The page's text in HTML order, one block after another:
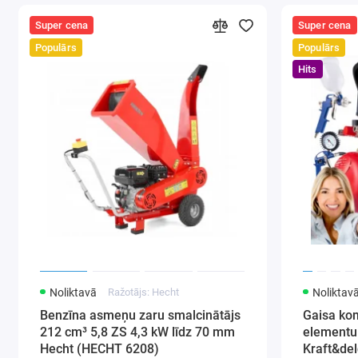
2
Svars
Ātrā
Rullīši
Gaisa
Super cena
Populārs
Noliktavā Ražotājs: Hecht
Benzīna asmeņu zaru smalcinātājs
212 cm³ 5,8 ZS 4,3 kW līdz 70 mm
Hecht (HECHT 6208)
Super cena
Populārs
Hits
Noliktavā
Gaisa